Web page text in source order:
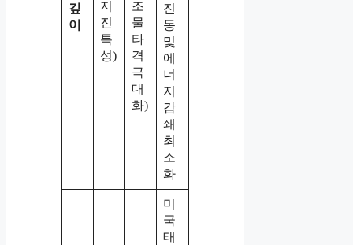
깊
이
지
진
특
성)
조
물
타
격
극
대
화)
진
동
및
에
너
지
감
쇄
최
소
화
미
국
태